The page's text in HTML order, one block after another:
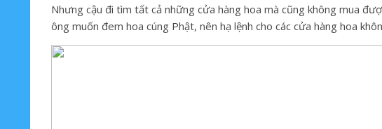
Nhưng cậu đi tìm tất cả những cửa hàng hoa mà cũng không mua
ông muốn đem hoa cúng Phật, nên hạ lệnh cho các cửa hàng hoa